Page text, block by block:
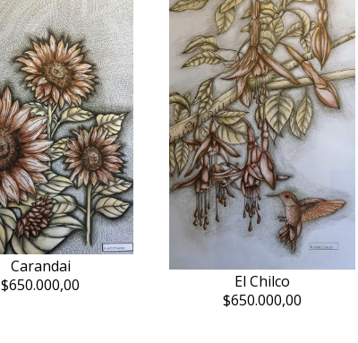
Carandai
$650.000,00
El Chilco
$650.000,00